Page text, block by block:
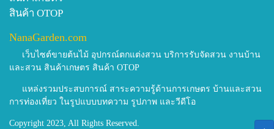
สินค้า OTOP
NanaGarden.com
เว็บไซต์ขายต้นไม้ อุปกรณ์ตกแต่งสวน บริการรับจัดสวน งานบ้าน
และสวน สินค้าเกษตร สินค้า OTOP
แหล่งรวมประสบการณ์ สาระความรู้ด้านการเกษตร บ้านและสวน
การท่องเที่ยว ในรูปแบบบทความ รูปภาพ และวีดีโอ
Copyright 2023, All Rights Reserved.